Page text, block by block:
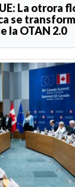
La otrora
se
la OTAN 2.0